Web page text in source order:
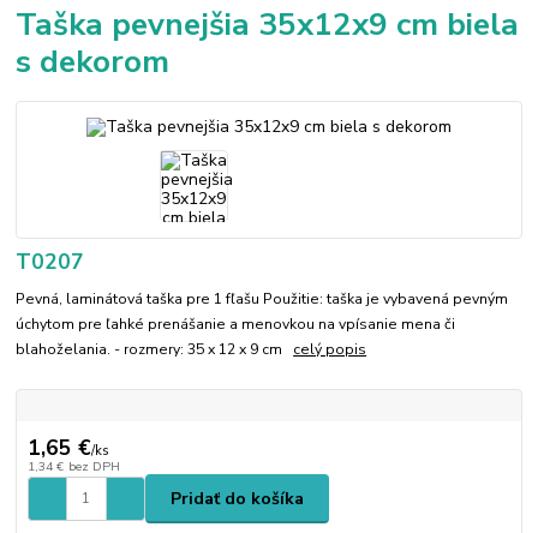
Taška pevnejšia 35x12x9 cm biela
s dekorom
T0207
Pevná, laminátová taška pre 1 fľašu Použitie: taška je vybavená pevným
úchytom pre ľahké prenášanie a menovkou na vpísanie mena či
blahoželania. - rozmery: 35 x 12 x 9 cm celý popis
1,65 €/ks
1,34 € bez DPH
Pridať do košíka